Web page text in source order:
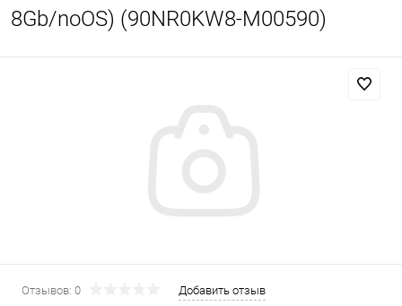
8Gb/noOS) (90NR0KW8-M00590)
Отзывов: 0
Добавить отзыв